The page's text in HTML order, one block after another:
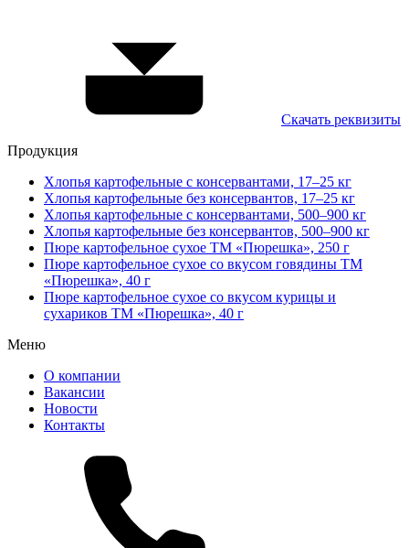
Скачать реквизиты
Продукция
Хлопья картофельные с консервантами, 17–25 кг
Хлопья картофельные без консервантов, 17–25 кг
Хлопья картофельные с консервантами, 500–900 кг
Хлопья картофельные без консервантов, 500–900 кг
Пюре картофельное сухое ТМ «Пюрешка», 250 г
Пюре картофельное сухое со вкусом говядины ТМ
«Пюрешка», 40 г
Пюре картофельное сухое со вкусом курицы и
сухариков ТМ «Пюрешка», 40 г
Меню
О компании
Вакансии
Новости
Контакты